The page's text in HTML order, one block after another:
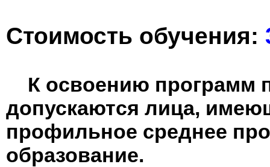
Стоимость обучения:
К освоению программ
допускаются лица,
профильное среднее
образование.